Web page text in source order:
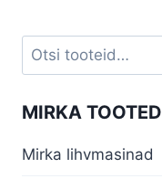
Otsi:
MIRKA TOOTED
Mirka lihvmasinad